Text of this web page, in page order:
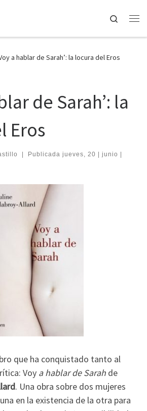
Search
a hablar de Sarah’: la locura del Eros
de Sarah’: la
Eros
| Publicada jueves, 20 | junio |
que ha conquistado tanto al
Voy a hablar de Sarah de
. Una obra sobre dos mujeres
en la existencia de la otra para